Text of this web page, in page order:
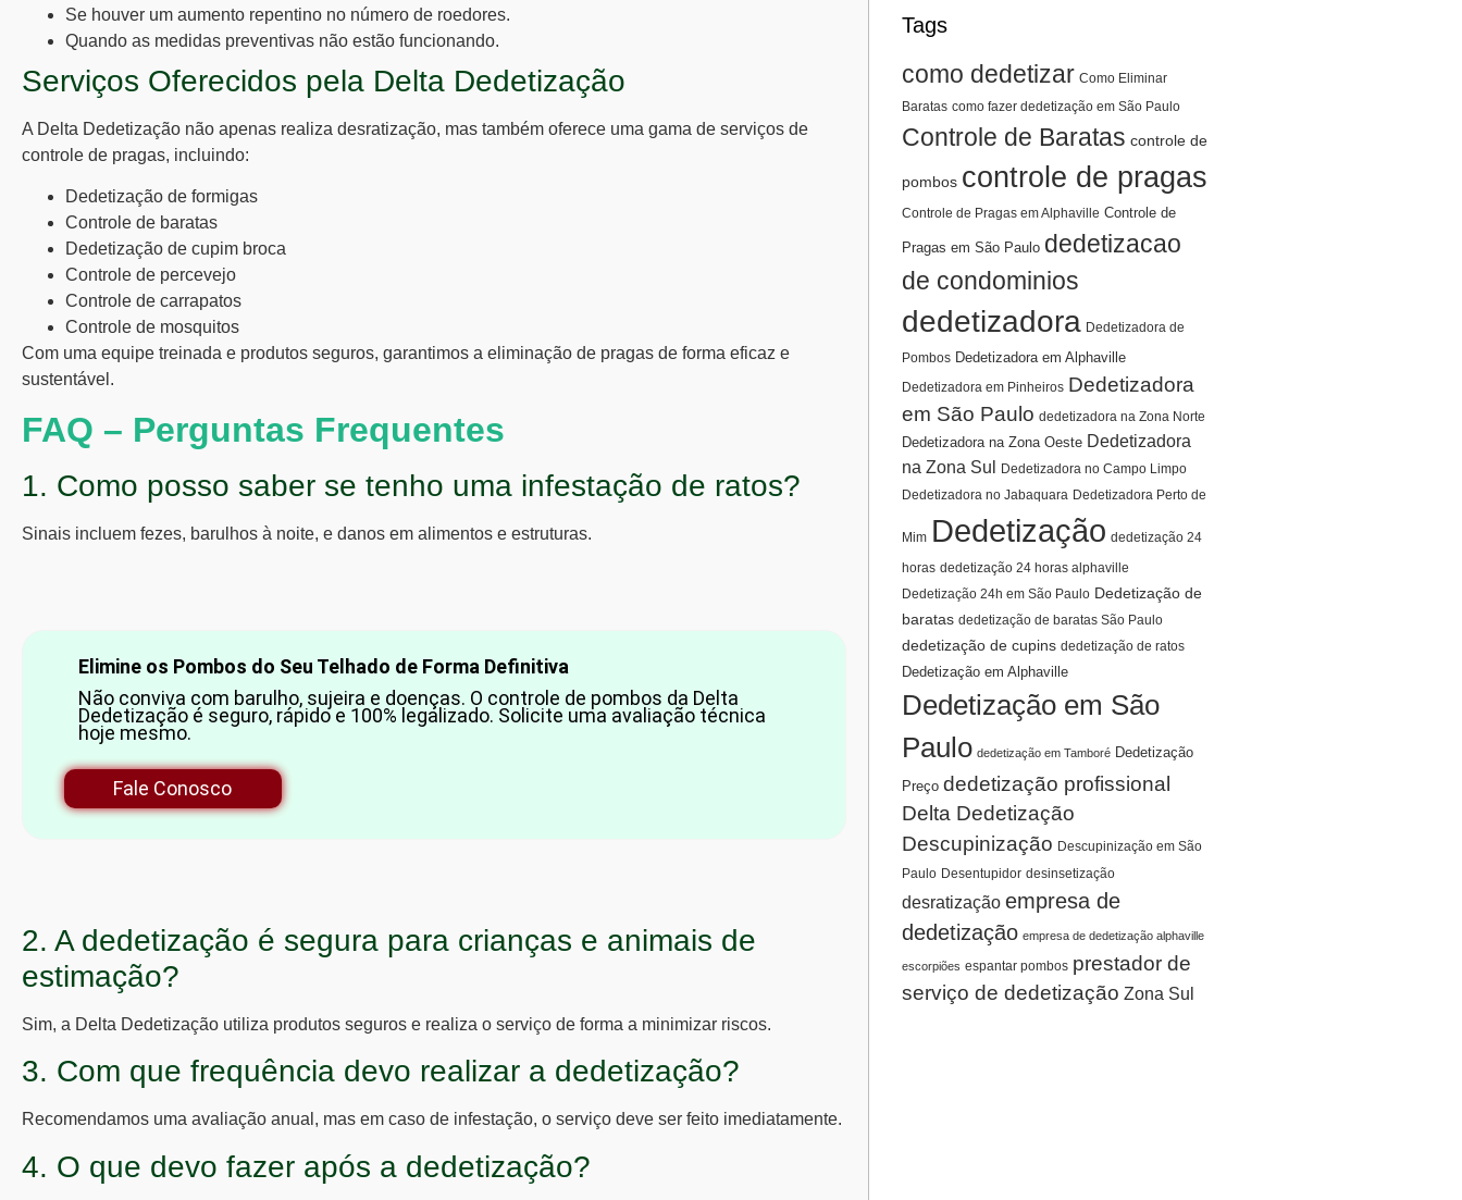
Se houver um aumento repentino no número de roedores.
Quando as medidas preventivas não estão funcionando.
Serviços Oferecidos pela Delta Dedetização
A Delta Dedetização não apenas realiza desratização, mas também oferece uma gama de serviços de
controle de pragas, incluindo:
Dedetização de formigas
Controle de baratas
Dedetização de cupim broca
Controle de percevejo
Controle de carrapatos
Controle de mosquitos
Com uma equipe treinada e produtos seguros, garantimos a eliminação de pragas de forma eficaz e
sustentável.
FAQ – Perguntas Frequentes
1. Como posso saber se tenho uma infestação de ratos?
Sinais incluem fezes, barulhos à noite, e danos em alimentos e estruturas.
Elimine os Pombos do Seu Telhado de Forma Definitiva
Não conviva com barulho, sujeira e doenças. O controle de pombos da Delta
Dedetização é seguro, rápido e 100% legalizado. Solicite uma avaliação técnica
hoje mesmo.
Fale Conosco
2. A dedetização é segura para crianças e animais de
estimação?
Sim, a Delta Dedetização utiliza produtos seguros e realiza o serviço de forma a minimizar riscos.
3. Com que frequência devo realizar a dedetização?
Recomendamos uma avaliação anual, mas em caso de infestação, o serviço deve ser feito imediatamente.
4. O que devo fazer após a dedetização?
Tags
como dedetizar Como Eliminar
Baratas como fazer dedetização em São Paulo
Controle de Baratas controle de
pombos controle de pragas
Controle de Pragas em Alphaville Controle de
Pragas em São Paulo dedetizacao
de condominios
dedetizadora Dedetizadora de
Pombos Dedetizadora em Alphaville
Dedetizadora em Pinheiros Dedetizadora
em São Paulo dedetizadora na Zona Norte
Dedetizadora na Zona Oeste Dedetizadora
na Zona Sul
Dedetizadora no Campo Limpo
Dedetizadora no Jabaquara Dedetizadora Perto de
Mim Dedetização dedetização 24
horas dedetização 24 horas alphaville
Dedetização 24h em São Paulo Dedetização de
baratas dedetização de baratas São Paulo
dedetização de cupins dedetização de ratos
Dedetização em Alphaville
Dedetização em São
Paulo dedetização em Tamboré Dedetização
Preço dedetização profissional
Delta Dedetização
Descupinização Descupinização em São
Paulo Desentupidor desinsetização
desratização empresa de
dedetização empresa de dedetização alphaville
escorpiões espantar pombos prestador de
serviço de dedetização Zona Sul